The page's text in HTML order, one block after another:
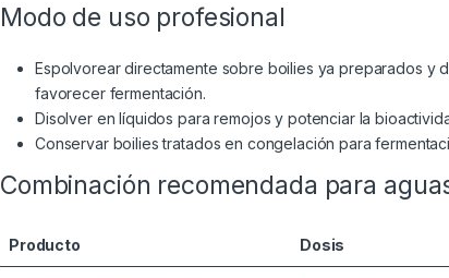
Modo de uso profesional
Espolvorear directamente sobre boilies ya preparados y
favorecer fermentación.
Disolver en líquidos para remojos y potenciar la
Conservar boilies tratados en congelación para
Combinación recomendada para
Producto Dosis